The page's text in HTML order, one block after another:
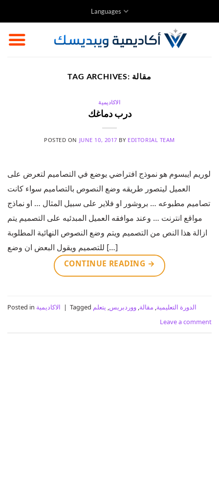
to
content
Languages
TAG ARCHIVES: مقالة
الاكاديمية
درب دماغك
POSTED ON JUNE 10, 2017 BY EDITORIAL TEAM
لوريم ايبسوم هو نموذج افتراضي يوضع في التصاميم لتعرض على
العميل ليتصور طريقه وضع النصوص بالتصاميم سواء كانت
تصاميم مطبوعه … بروشور او فلاير على سبيل المثال … او نماذج
مواقع انترنت … وعند موافقه العميل المبدئيه على التصميم يتم
ازالة هذا النص من التصميم ويتم وضع النصوص النهائية المطلوبة
للتصميم ويقول البعض ان وضع […]
CONTINUE READING →
Posted in الاكاديمية | Tagged الدورة التعليمية مقالة ووردبريس يتعلم
Leave a comment